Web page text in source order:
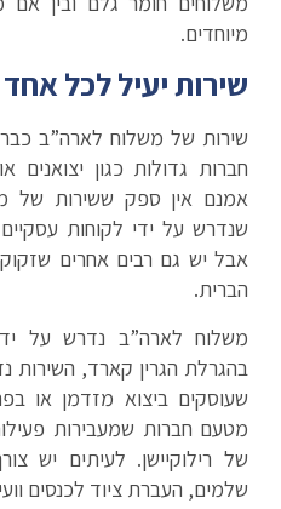
מיוחדים.
שירות יעיל לכל אחד
שירות של משלוח לארה”ב
חברות גדולות כגון יצואנים
אמנם אין ספק ששירות של
שנדרש על ידי לקוחות
אבל יש גם רבים אחרים
הברית.
משלוח לארה”ב נדרש על
בהגרלת הגרין קארד, השירות
שעוסקים ביצוא מזדמן או
מטעם חברות שמעבירות
של רילוקיישן. לעיתים יש
שלמים, העברת ציוד לכנסים